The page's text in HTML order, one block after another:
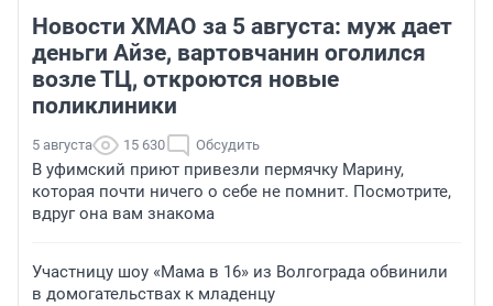
Новости ХМАО за 5 августа: муж дает
деньги Айзе, вартовчанин оголился
возле ТЦ, откроются новые
поликлиники
5 августа 15 630 Обсудить
В уфимский приют привезли пермячку Марину,
которая почти ничего о себе не помнит. Посмотрите,
вдруг она вам знакома
Участницу шоу «Мама в 16» из Волгограда обвинили
в домогательствах к младенцу